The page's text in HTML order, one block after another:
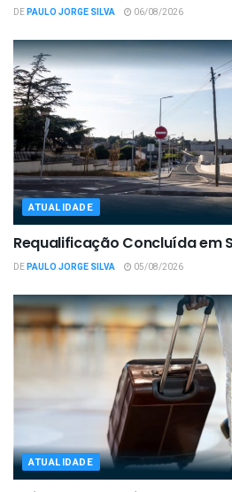
DEPAULO JORGE SILVA 06/08/2026
ATUALIDADE
Requalificação Concluída em
DEPAULO JORGE SILVA 05/08/2026
ATUALIDADE